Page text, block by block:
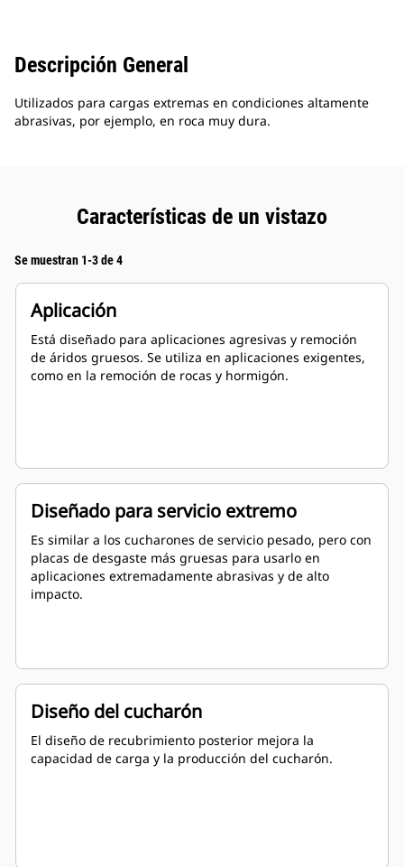
Descripción General
Utilizados para cargas extremas en condiciones altamente
abrasivas, por ejemplo, en roca muy dura.
Características de un vistazo
Se muestran 1-3 de 4
Aplicación
Está diseñado para aplicaciones agresivas y remoción
de áridos gruesos. Se utiliza en aplicaciones exigentes,
como en la remoción de rocas y hormigón.
Diseñado para servicio extremo
Es similar a los cucharones de servicio pesado, pero con
placas de desgaste más gruesas para usarlo en
aplicaciones extremadamente abrasivas y de alto
impacto.
Diseño del cucharón
El diseño de recubrimiento posterior mejora la
capacidad de carga y la producción del cucharón.